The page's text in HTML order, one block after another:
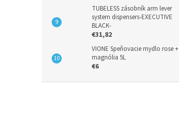
TUBELESS zásobník arm lever
system dispensers-EXECUTIVE
BLACK-
€31,82
VIONE Speňovacie mydlo rose +
magnólia 5L
€6